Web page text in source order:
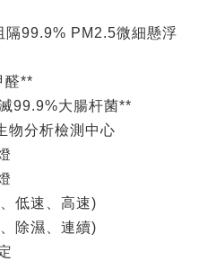
隔99.9% PM2.5微細懸浮
醛**
99.9%大腸杆菌**
物分析檢測中心
低速、高速)
除濕、連續)